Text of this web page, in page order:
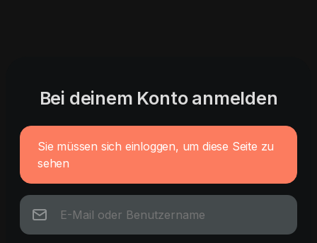
Bei deinem Konto anmelden
Sie müssen sich einloggen, um diese Seite zu
sehen